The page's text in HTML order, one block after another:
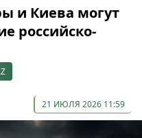
и Киева могут
российско-
21 ИЮЛЯ 2026 11:59